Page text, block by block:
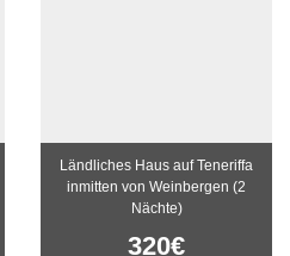
Ländliches Haus auf Teneriffa
inmitten von Weinbergen (2
Nächte)
320€